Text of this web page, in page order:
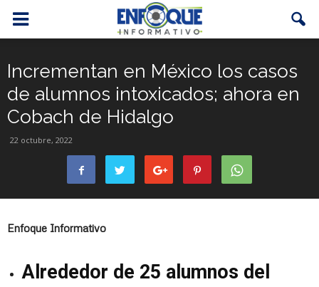
Incrementan en México los casos
de alumnos intoxicados; ahora en
Cobach de Hidalgo
22 octubre, 2022
Enfoque Informativo
Alrededor de 25 alumnos del